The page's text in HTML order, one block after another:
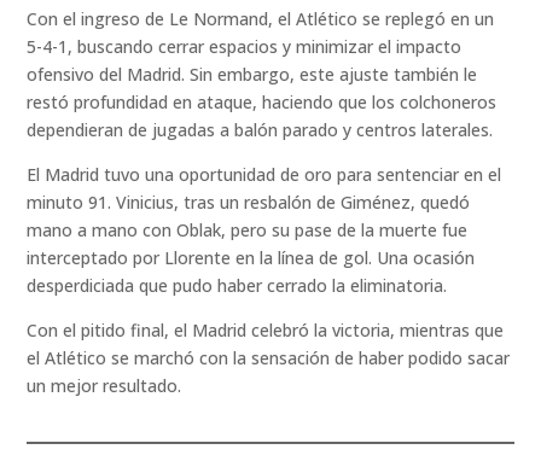
Con el ingreso de Le Normand, el Atlético se replegó en un
5-4-1, buscando cerrar espacios y minimizar el impacto
ofensivo del Madrid. Sin embargo, este ajuste también le
restó profundidad en ataque, haciendo que los colchoneros
dependieran de jugadas a balón parado y centros laterales.
El Madrid tuvo una oportunidad de oro para sentenciar en el
minuto 91. Vinicius, tras un resbalón de Giménez, quedó
mano a mano con Oblak, pero su pase de la muerte fue
interceptado por Llorente en la línea de gol. Una ocasión
desperdiciada que pudo haber cerrado la eliminatoria.
Con el pitido final, el Madrid celebró la victoria, mientras que
el Atlético se marchó con la sensación de haber podido sacar
un mejor resultado.